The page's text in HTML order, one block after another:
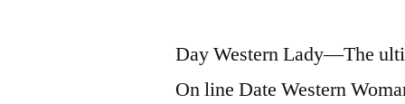
Day Western Lady—The
On line Date Western